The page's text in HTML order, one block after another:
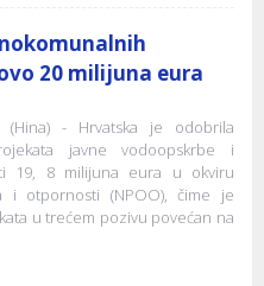
20 milijuna eura
(Hina) - Hrvatska je odobrila
javne vodoopskrbe i
19, 8 milijuna eura u okviru
i otpornosti (NPOO), čime je
u trećem pozivu povećan na